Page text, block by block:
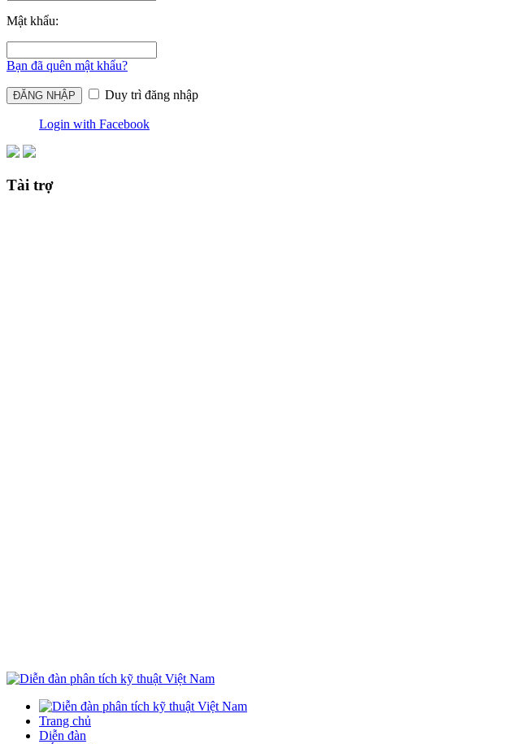
Mật khẩu:
Bạn đã quên mật khẩu?
Duy trì đăng nhập
Login with Facebook
Tài trợ
Trang chủ
Diễn đàn